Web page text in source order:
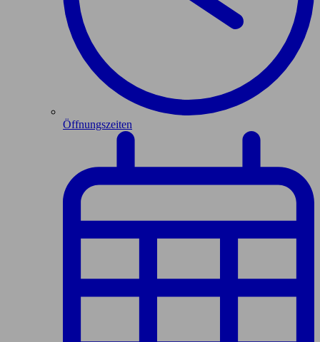
Öffnungszeiten